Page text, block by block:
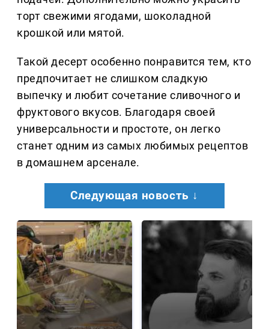
торт свежими ягодами, шоколадной
крошкой или мятой.
Такой десерт особенно понравится тем, кто
предпочитает не слишком сладкую
выпечку и любит сочетание сливочного и
фруктового вкусов. Благодаря своей
универсальности и простоте, он легко
станет одним из самых любимых рецептов
в домашнем арсенале.
Следующая новость ↓